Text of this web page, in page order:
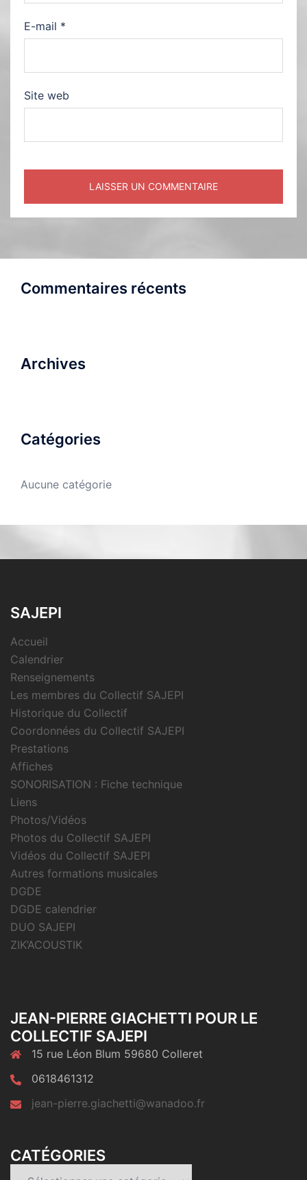
E-mail *
Site web
Commentaires récents
Archives
Catégories
Aucune catégorie
SAJEPI
Accueil
Calendrier
Renseignements
Les membres du Collectif SAJEPI
Historique du Collectif
Coordonnées du Collectif SAJEPI
Prestations
Affiches
SONORISATION : Fiche technique
Liens
Photos/Vidéos
Photos du Collectif SAJEPI
Vidéos du Collectif SAJEPI
Autres formations musicales
DGDE
DGDE calendrier
DUO SAJEPI
ZIK’ACOUSTIK
JEAN-PIERRE GIACHETTI POUR LE
COLLECTIF SAJEPI
15 rue Léon Blum 59680 Colleret
0618461312
jean-pierre.giachetti@wanadoo.fr
CATÉGORIES